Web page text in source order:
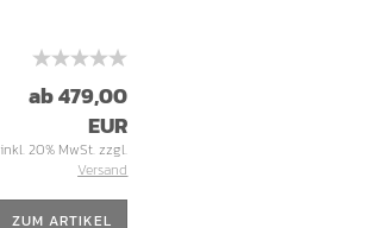
ab 479,00
EUR
inkl. 20% MwSt. zzgl.
Versand
ZUM ARTIKEL